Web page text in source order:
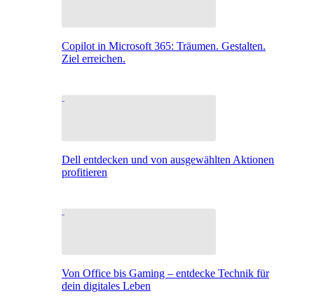
Copilot in Microsoft 365: Träumen. Gestalten.
Ziel erreichen.
Dell entdecken und von ausgewählten Aktionen
profitieren
Von Office bis Gaming – entdecke Technik für
dein digitales Leben